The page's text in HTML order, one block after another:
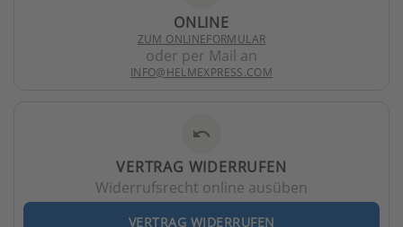
ONLINE
ZUM ONLINEFORMULAR
oder per Mail an
INFO@HELMEXPRESS.COM
undo
VERTRAG WIDERRUFEN
Widerrufsrecht online ausüben
VERTRAG WIDERRUFEN